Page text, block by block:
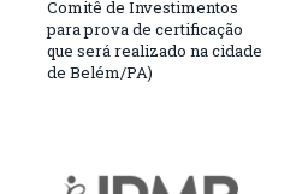
Comitê de Investimentos
para prova de certificação
que será realizado na cidade
de Belém/PA)